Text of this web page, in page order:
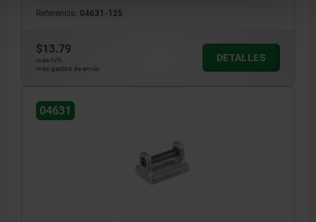
Referencia: 04631-125
$13.79
más IVA.
más gastos de envío
DETALLES
04631